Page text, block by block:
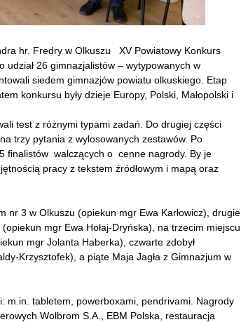
hr. Fredry w Olkuszu XV Powiatowy Konkurs
udział 26 gimnazjalistów – wytypowanych w
siedem gimnazjów powiatu olkuskiego. Etap
konkursu były dzieje Europy, Polski, Małopolski i
test z różnymi typami zadań. Do drugiej części
trzy pytania z wylosowanych zestawów. Po
finalistów walczących o cenne nagrody. By je
pracy z tekstem źródłowym i mapą oraz
nr 3 w Olkuszu (opiekun mgr Ewa Karłowicz), drugie
mgr Ewa Hołaj-Dryńska), na trzecim miejscu
mgr Jolanta Haberka), czwarte zdobył
Krzysztofek), a piąte Maja Jagła z Gimnazjum w
m.in. tabletem, powerboxami, pendrivami. Nagrody
Wolbrom S.A., EBM Polska, restauracja